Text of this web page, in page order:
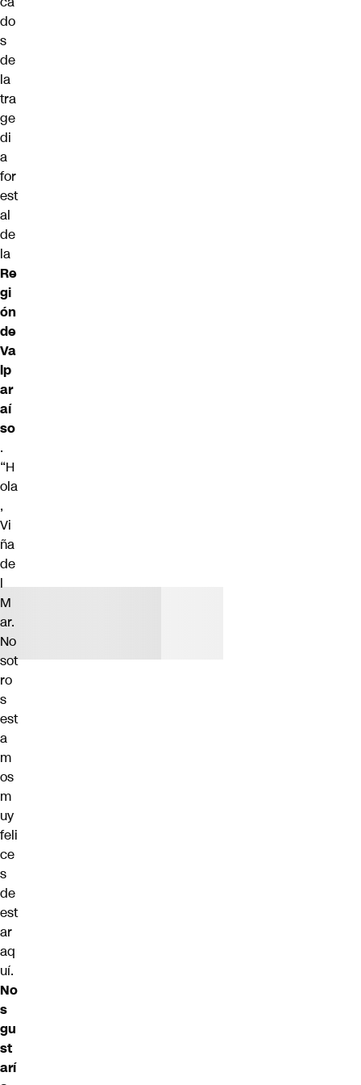
do
s
de
la
tra
ge
di
a
for
est
al
de
la
Re
gi
ón
de
Va
lp
ar
aí
so
.
“H
ola
,
Vi
ña
de
l
M
ar.
No
sot
ro
s
est
a
m
os
m
uy
feli
ce
s
de
est
ar
aq
uí.
No
s
gu
st
arí